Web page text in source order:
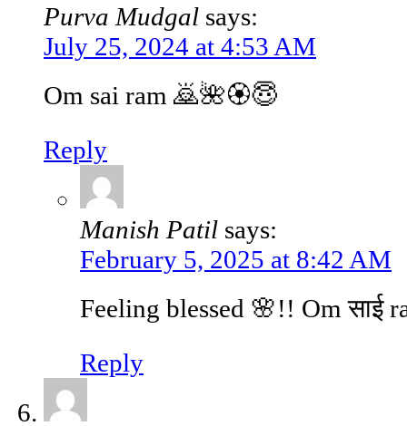
Purva Mudgal says:
July 25, 2024 at 4:53 AM
Om sai ram 🙇🌺🏵️😇
Reply
Manish Patil says:
February 5, 2025 at 8:42 AM
Feeling blessed 🌸!! Om
Reply